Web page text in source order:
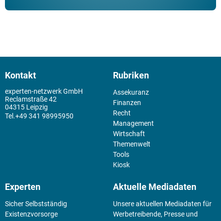
Kontakt
experten-netzwerk GmbH
Reclamstraße 42
04315 Leipzig
+49 341 98995950
Rubriken
Assekuranz
Finanzen
Recht
Management
Wirtschaft
Themenwelt
Tools
Kiosk
Experten
Sicher Selbstständig
Existenz­vorsorge
Aktuelle Mediadaten
Unsere aktuellen Mediadaten für
Werbetreibende, Presse und